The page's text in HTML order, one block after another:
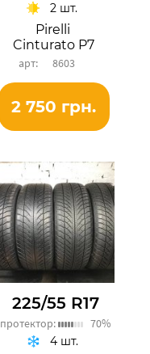
Pirelli
Cinturato P7
8603
2 шт.
2 750 грн.
225/55 R17
протектор: 70%
4 шт.